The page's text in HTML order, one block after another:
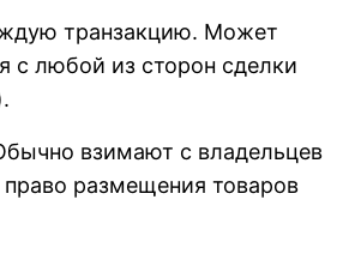
транзакцию. Может
с любой из сторон сделки
взимают с владельцев
право размещения товаров